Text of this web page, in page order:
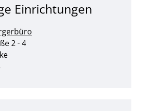
Einrichtungen
Hausnummer:
2 - 4